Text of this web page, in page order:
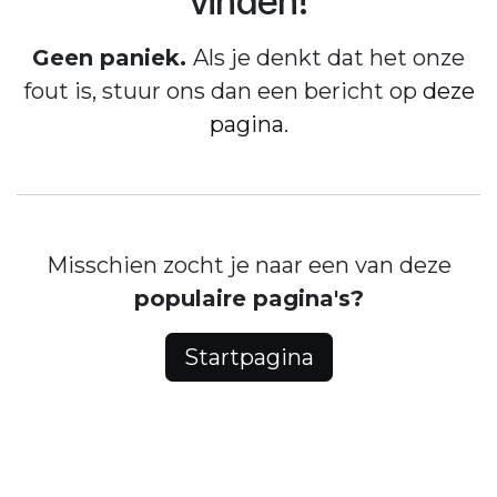
Geen paniek. Als je denkt dat het onze
fout is, stuur ons dan een bericht op deze
pagina.
Misschien zocht je naar een van deze
populaire pagina's?
Startpagina